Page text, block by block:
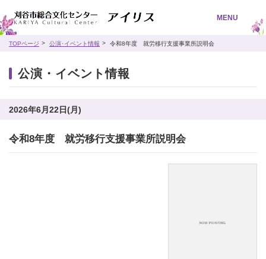
MENU
TOPページ 公演･イベント情報 令和8年度 就労移行支援事業所説明会
公演・イベント情報
2026年6月22日(月)
令和8年度 就労移行支援事業所説明会